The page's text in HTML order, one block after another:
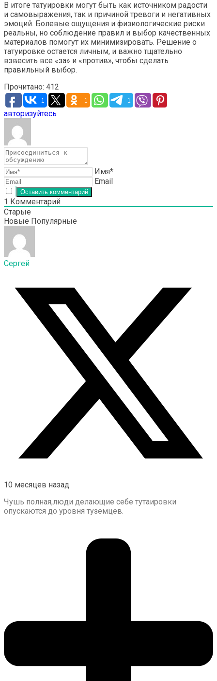
В итоге татуировки могут быть как источником радости
и самовыражения, так и причиной тревоги и негативных
эмоций. Болевые ощущения и физиологические риски
реальны, но соблюдение правил и выбор качественных
материалов помогут их минимизировать. Решение о
татуировке остается личным, и важно тщательно
взвесить все «за» и «против», чтобы сделать
правильный выбор.
Прочитано: 412
1 1 1
авторизуйтесь
Имя*
Email
1 Комментарий
Старые
Новые Популярные
Сергей
10 месяцев назад
Чушь полная,люди делающие себе тутаировки
опускаются до уровня туземцев.